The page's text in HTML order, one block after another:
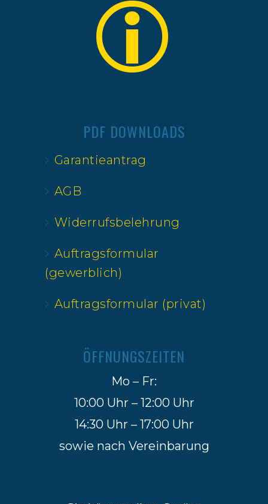
PDF DOWNLOADS
Garantieantrag
AGB
Widerrufsbelehrung
Auftragsformular
(gewerblich)
Auftragsformular (privat)
ÖFFNUNGSZEITEN
Mo – Fr:
10:00 Uhr – 12:00 Uhr
14:30 Uhr – 17:00 Uhr
sowie nach Vereinbarung